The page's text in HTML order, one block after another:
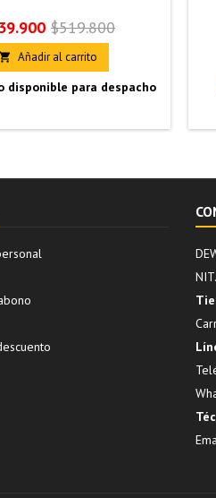
Precio
base
$519.800
Añadir al carrito
disponible para despacho